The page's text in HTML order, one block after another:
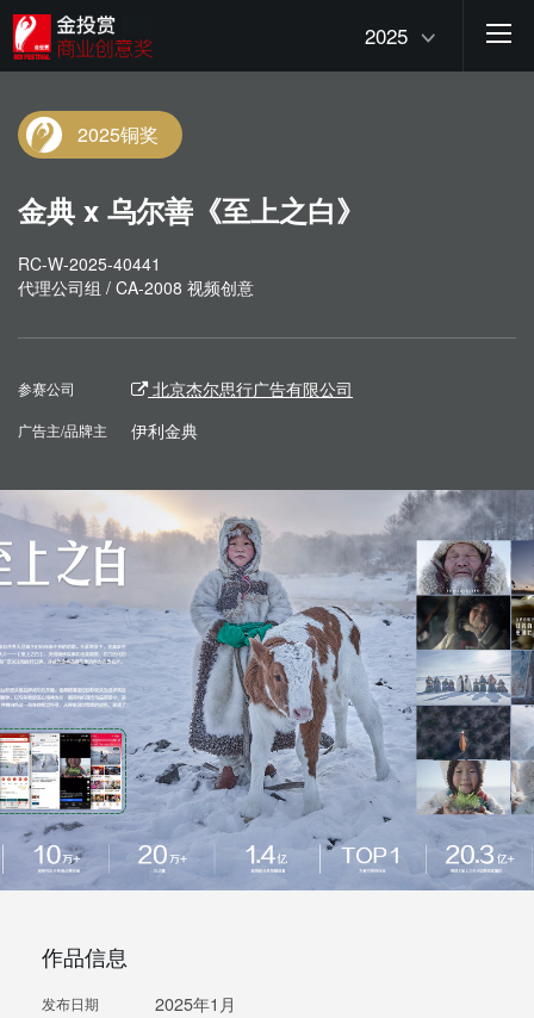
2025
2025铜奖
金典 x 乌尔善《至上之白》
RC-W-2025-40441
代理公司组 / CA-2008 视频创意
参赛公司 北京杰尔思行广告有限公司
广告主/品牌主 伊利金典
作品信息
发布日期 2025年1月